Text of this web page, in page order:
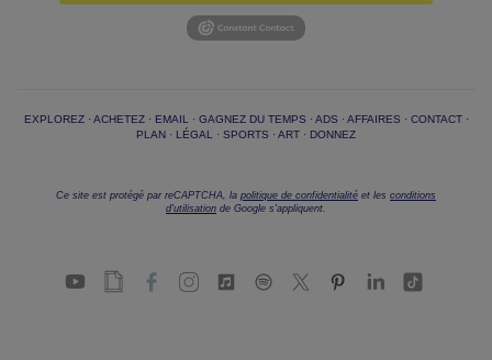
EXPLOREZ· ACHETEZ· EMAIL · GAGNEZ DU TEMPS · ADS · AFFAIRES · CONTACT·
PLAN · LÉGAL · SPORTS · ART · DONNEZ
Ce site est protégé par reCAPTCHA, la politique de confidentialité et les conditions
d'utilisation de Google s'appliquent.